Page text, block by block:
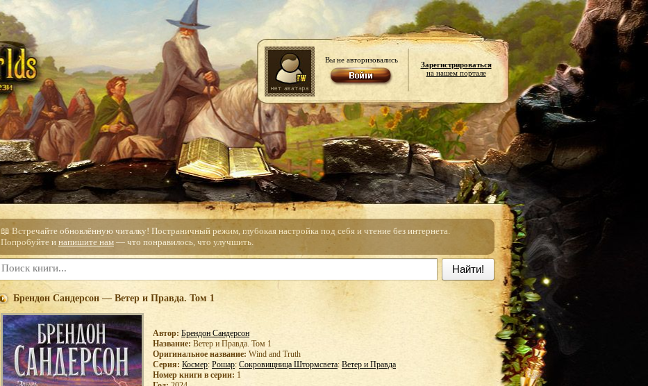
Вы не авторизовались
Зарегистрироваться
на нашем портале
📖 Встречайте обновлённую читалку! Постраничный режим, глубокая настройка под себя и чтение без интернета.
Попробуйте и напишите нам — что понравилось, что улучшить.
Найти!
Брендон Сандерсон — Ветер и Правда. Том 1
Автор: Брендон Сандерсон
Название: Ветер и Правда. Том 1
Оригинальное название: Wind and Truth
Серия: Космер: Рошар: Сокровищница Штормсвета: Ветер и Правда
Номер книги в серии: 1